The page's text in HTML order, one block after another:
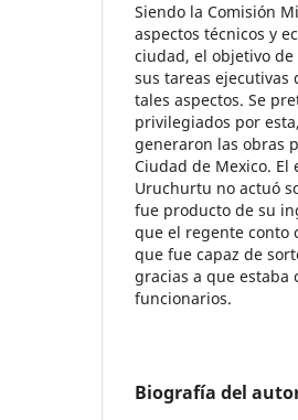
Siendo la Comisión
aspectos técnicos y
ciudad, el objetivo
sus tareas ejecutivas
tales aspectos. Se
privilegiados por
generaron las obras
Ciudad de Mexico.
Uruchurtu no actuó
fue producto de su
que el regente conto
que fue capaz de
gracias a que estaba
funcionarios.
Biografía del